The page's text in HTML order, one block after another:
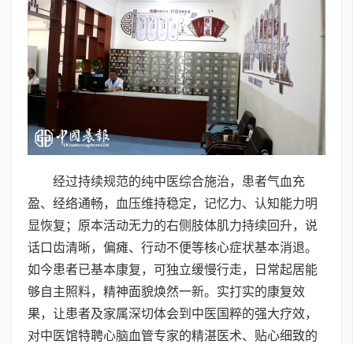
经过持续规范的纯中医综合施治，患者气血充
盈、经络通畅，血压维持稳定，记忆力、认知能力明
显恢复；原本活动无力的右侧肢体肌力持续回升，说
话口齿清晰，偏瘫、行动不便等核心症状基本消退。
如今患者已基本康复，可独立缓慢行走，日常起居能
够自主照料，精神面貌焕然一新。实打实的康复效
果，让患者及家属深切体会到中医国粹的强大疗效，
对中医馆特聘心脑血管专家的精湛医术、贴心细致的